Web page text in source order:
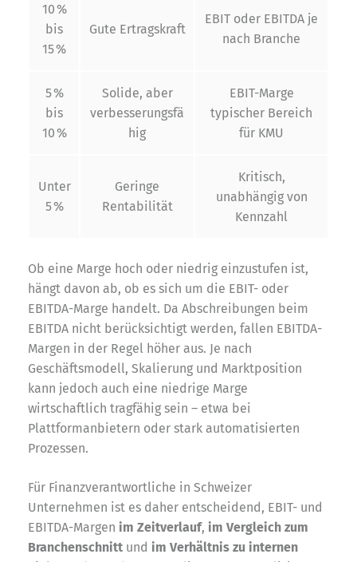
10 %
bis
15 %
Gute Ertragskraft
EBIT oder EBITDA je
nach Branche
5 %
bis
10 %
Solide, aber
verbesserungsfä
hig
EBIT-Marge
typischer Bereich
für KMU
Unter
5 %
Geringe
Rentabilität
Kritisch,
unabhängig von
Kennzahl
Ob eine Marge hoch oder niedrig einzustufen ist,
hängt davon ab, ob es sich um die EBIT- oder
EBITDA-Marge handelt. Da Abschreibungen beim
EBITDA nicht berücksichtigt werden, fallen EBITDA-
Margen in der Regel höher aus. Je nach
Geschäftsmodell, Skalierung und Marktposition
kann jedoch auch eine niedrige Marge
wirtschaftlich tragfähig sein – etwa bei
Plattformanbietern oder stark automatisierten
Prozessen.
Für Finanzverantwortliche in Schweizer
Unternehmen ist es daher entscheidend, EBIT- und
EBITDA-Margen im Zeitverlauf, im Vergleich zum
Branchenschnitt und im Verhältnis zu internen